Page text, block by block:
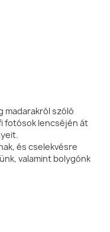
madarakról szóló
fotósok lencséjén át
és cselekvésre
valamint bolygónk